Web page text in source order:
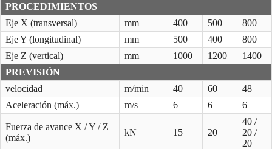
PROCEDIMIENTOS
Eje X (transversal)
mm 400 500
800
Eje Y (longitudinal)
mm 500 400
800
Eje Z (vertical)
mm 1000 1200
1400
PREVISIÓN
velocidad
m/min 40 60
48
Aceleración (máx.)
m/s 6 6 6
Fuerza de avance X / Y / Z
(máx.)
kN 15 20
40 /
20 /
20